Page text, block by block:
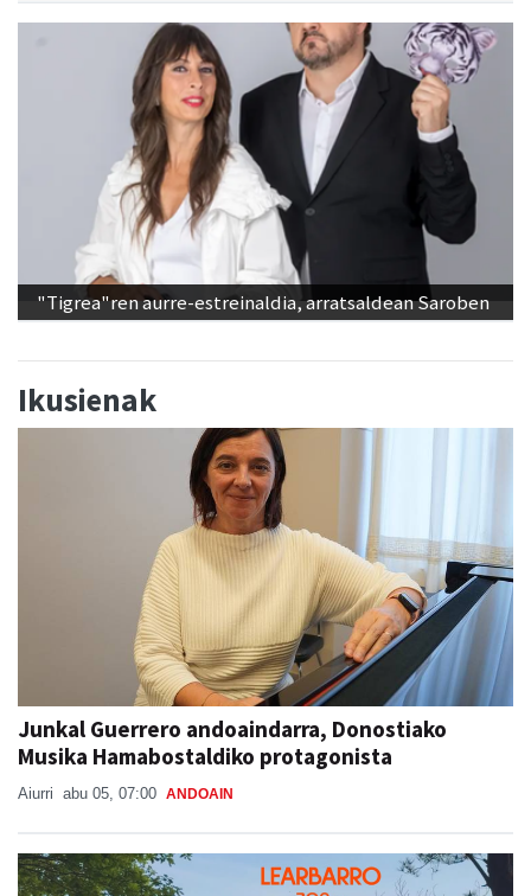
"Tigrea"ren aurre-estreinaldia, arratsaldean Saroben
Ikusienak
Junkal Guerrero andoaindarra, Donostiako
Musika Hamabostaldiko protagonista
Aiurri abu 05, 07:00 ANDOAIN